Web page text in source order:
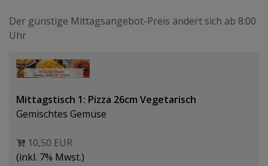
Der günstige Mittagsangebot-Preis ändert sich ab 8:00
Uhr
Mittagstisch 1: Pizza 26cm Vegetarisch
Gemischtes Gemüse
10,50 EUR
(inkl. 7% Mwst.)